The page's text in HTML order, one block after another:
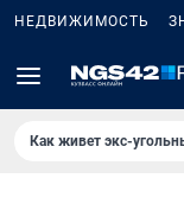
НЕДВИЖИМОСТЬ
Как живет экс-